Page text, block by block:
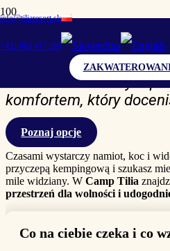
info@tiliaresort.sk
+421 903 417 269
Kemping i
Wolność na świeżym
komfortem, który
Poznaj opcje
Czasami wystarczy namiot, koc i
przyczepą kempingową i szukasz
mile widziany. W Camp Tilia
przestrzeń dla wolności i
Co na ciebie czeka i co